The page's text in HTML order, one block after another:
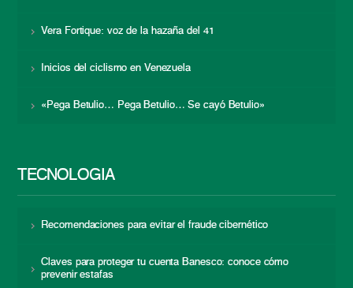
Vera Fortique: voz de la hazaña del 41
Inicios del ciclismo en Venezuela
«Pega Betulio… Pega Betulio… Se cayó Betulio»
TECNOLOGÍA
Recomendaciones para evitar el fraude cibernético
Claves para proteger tu cuenta Banesco: conoce cómo
prevenir estafas